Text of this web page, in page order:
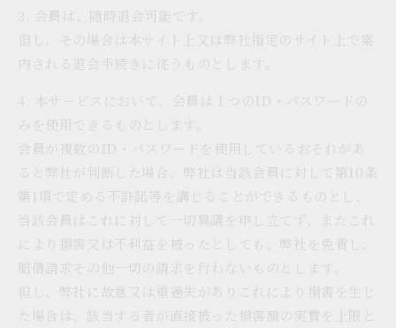
3. 会員は、随時退会可能です。
但し、その場合は本サイト上又は弊社指定のサイト上で案
内される退会手続きに従うものとします。
4. 本サービスにおいて、会員は１つのID・パスワードの
みを使用できるものとします。
会員が複数のID・パスワードを使用しているおそれがあ
ると弊社が判断した場合、弊社は当該会員に対して第10条
第1項で定める不許諾等を講じることができるものとし、
当該会員はこれに対して一切異議を申し立てず、またこれ
により損害又は不利益を被ったとしても、弊社を免責し、
賠償請求その他一切の請求を行わないものとします。
但し、弊社に故意又は重過失がありこれにより損害を生じ
た場合は、該当する者が直接被った損害額の実費を上限と